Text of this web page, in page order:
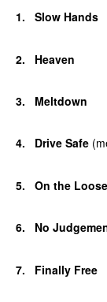
1.
Slow Hands
2.
Heaven
3.
Meltdown
4. Drive Safe (
5.
On the Loose
6.
No
7.
Finally Free